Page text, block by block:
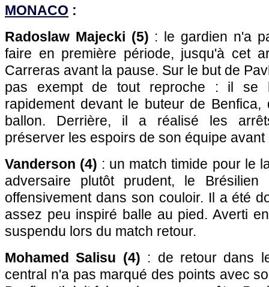
MONACO :
Radoslaw Majecki (5) : le gardien n'a
faire en première période, jusqu'à cet
Carreras avant la pause. Sur le but de
pas exempt de tout reproche : il se
rapidement devant le buteur de
ballon. Derrière, il a réalisé les
préserver les espoirs de son équipe avant
Vanderson (4) : un match timide pour le
adversaire plutôt prudent, le
offensivement dans son couloir. Il a été
assez peu inspiré balle au pied. Averti
suspendu lors du match retour.
Mohamed Salisu (4) : de retour dans
central n'a pas marqué des points avec